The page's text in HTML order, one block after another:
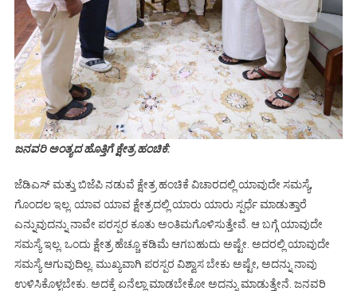
ಜನವರಿ ಅಂತ್ಯದ ಹೊತ್ತಿಗೆ ಕ್ಷೇತ್ರ ಹಂಚಿಕೆ:
ಜೆಡಿಎಸ್‌ ಮತ್ತು ಬಿಜೆಪಿ ನಡುವೆ ಕ್ಷೇತ್ರ ಹಂಚಿಕೆ ವಿಚಾರದಲ್ಲಿ ಯಾವುದೇ ಸಮಸ್ಯೆ,
ಗೊಂದಲ ಇಲ್ಲ. ಯಾವ ಯಾವ ಕ್ಷೇತ್ರದಲ್ಲಿ ಯಾರು ಯಾರು ಸ್ಪರ್ಧೆ ಮಾಡುತ್ತಾರೆ
ಎನ್ನುವುದನ್ನು ನಾವೇ ಪರಸ್ಪರ ಕೂತು ಅಂತಿಮಗೊಳಿಸುತ್ತೇವೆ. ಆ ಬಗ್ಗೆ ಯಾವುದೇ
ಸಮಸ್ಯೆ ಇಲ್ಲ. ಒಂದು ಕ್ಷೇತ್ರ ಹೆಚ್ಚೂ ಕಡಿಮೆ ಆಗಬಹುದು ಅಷ್ಟೇ. ಅದರಲ್ಲಿ ಯಾವುದೇ
ಸಮಸ್ಯೆ ಆಗುವುದಿಲ್ಲ. ಮುಖ್ಯವಾಗಿ ಪರಸ್ಪರ ವಿಶ್ವಾಸ ಬೇಕು ಅಷ್ಟೇ, ಅದನ್ನು ನಾವು
ಉಳಿಸಿಕೊಳ್ಳಬೇಕು. ಅದಕ್ಕೆ ಏನೆಲ್ಲಾ ಮಾಡಬೇಕೋ ಅದನ್ನು ಮಾಡುತ್ತೇನೆ. ಜನವರಿ